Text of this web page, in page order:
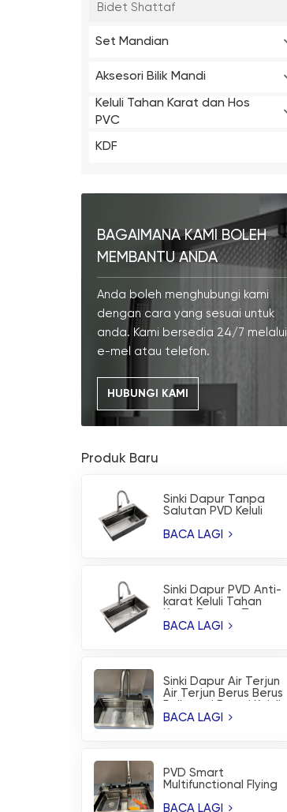
Bidet Shattaf
Set Mandian
Aksesori Bilik Mandi
Keluli Tahan Karat dan Hos
PVC
KDF
BAGAIMANA KAMI BOLEH
MEMBANTU ANDA
Anda boleh menghubungi kami
dengan cara yang sesuai untuk
anda. Kami bersedia 24/7 melalui
e-mel atau telefon.
HUBUNGI KAMI
Produk Baru
Sinki Dapur Tanpa
Salutan PVD Keluli
Tangan
BACA LAGI
Sinki Dapur PVD Anti-
karat Keluli Tahan
Fesyen
BACA LAGI
Sinki Dapur Air Terjun
Air Terjun Berus Berus
Tahan Karat
BACA LAGI
PVD Smart
Multifunctional Flying
Workstation Sinki
BACA LAGI